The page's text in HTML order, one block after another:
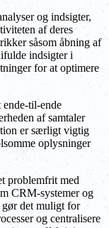
og indsigter,
af deres
såsom åbning af
indsigter i
for at optimere
til-ende
af samtaler
er særligt vigtig
oplysninger
problemfrit med
CRM-systemer og
det muligt for
og centralisere